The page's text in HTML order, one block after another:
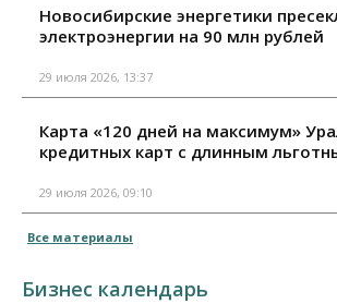
Новосибирские энергетики
электроэнергии на 90 млн рублей
29 июля 2026, 13:37
Карта «120 дней на максимум»
кредитных карт с длинным
29 июля 2026, 09:10
Все материалы
Бизнес календарь